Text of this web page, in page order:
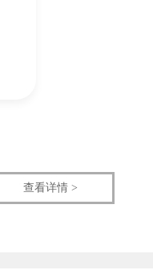
查看详情 >